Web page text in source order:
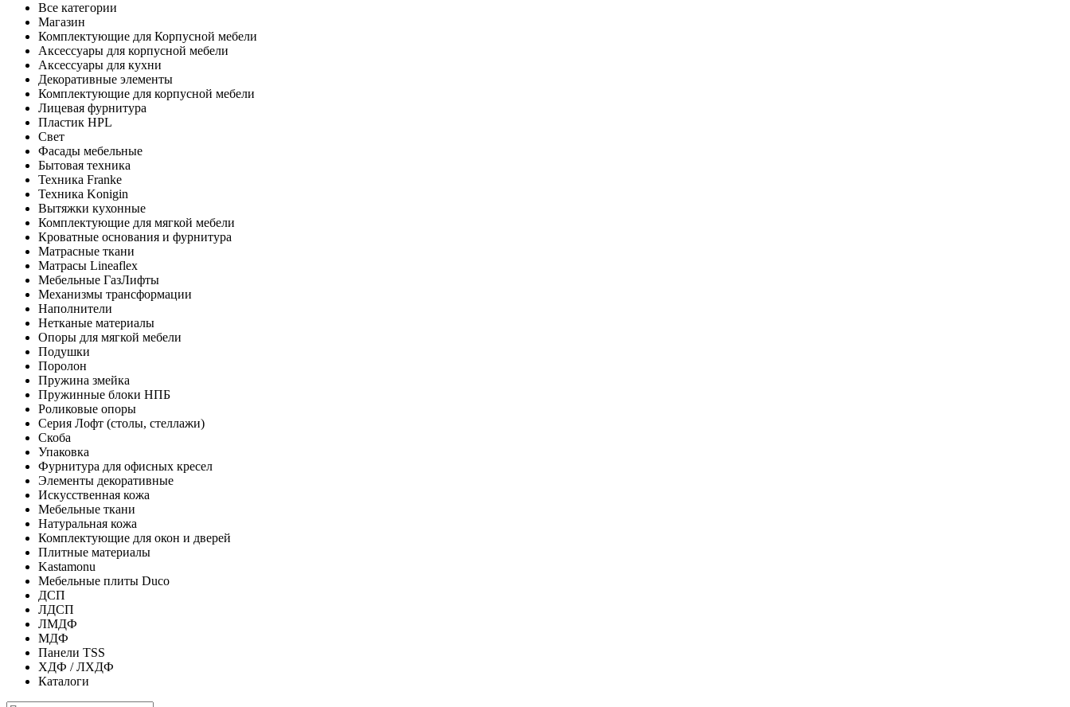
Все категории
Магазин
Комплектующие для Корпусной мебели
Аксессуары для корпусной мебели
Аксессуары для кухни
Декоративные элементы
Комплектующие для корпусной мебели
Лицевая фурнитура
Пластик HPL
Свет
Фасады мебельные
Бытовая техника
Техника Franke
Техника Konigin
Вытяжки кухонные
Комплектующие для мягкой мебели
Кроватные основания и фурнитура
Матрасные ткани
Матрасы Lineaflex
Мебельные ГазЛифты
Механизмы трансформации
Наполнители
Нетканые материалы
Опоры для мягкой мебели
Подушки
Поролон
Пружина змейка
Пружинные блоки НПБ
Роликовые опоры
Серия Лофт (столы, стеллажи)
Скоба
Упаковка
Фурнитура для офисных кресел
Элементы декоративные
Искусственная кожа
Мебельные ткани
Натуральная кожа
Комплектующие для окон и дверей
Плитные материалы
Kastamonu
Мебельные плиты Duco
ДСП
ЛДСП
ЛМДФ
МДФ
Панели TSS
ХДФ / ЛХДФ
Каталоги